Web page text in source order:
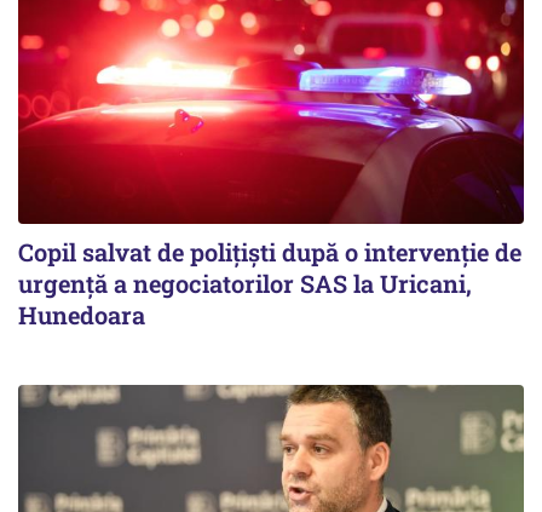
Copil salvat de polițiști după o intervenție de
urgență a negociatorilor SAS la Uricani,
Hunedoara